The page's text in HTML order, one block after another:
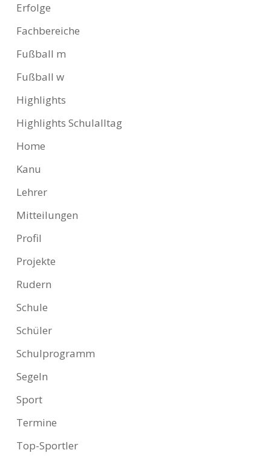
Erfolge
Fachbereiche
Fußball m
Fußball w
Highlights
Highlights Schulalltag
Home
Kanu
Lehrer
Mitteilungen
Profil
Projekte
Rudern
Schule
Schüler
Schulprogramm
Segeln
Sport
Termine
Top-Sportler